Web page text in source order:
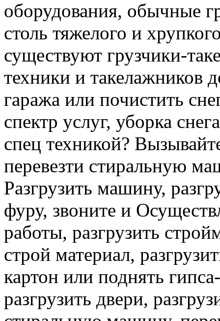
оборудования, обычные
столь тяжелого и
существуют грузчики-
техники и такелажников
гаража или почистить
спектр услуг, уборка
спец техникой?
перевезти стиральную
Разгрузить машину,
фуру, звоните и
работы, разгрузить
строй материал,
картон или поднять
разгрузить двери,